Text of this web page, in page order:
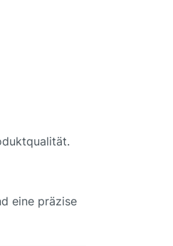
eine präzise